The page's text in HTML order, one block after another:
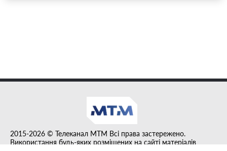
2015-2026 © Телеканал MTM Всі права застережено.
Використання будь-яких розміщених на сайті матеріалів